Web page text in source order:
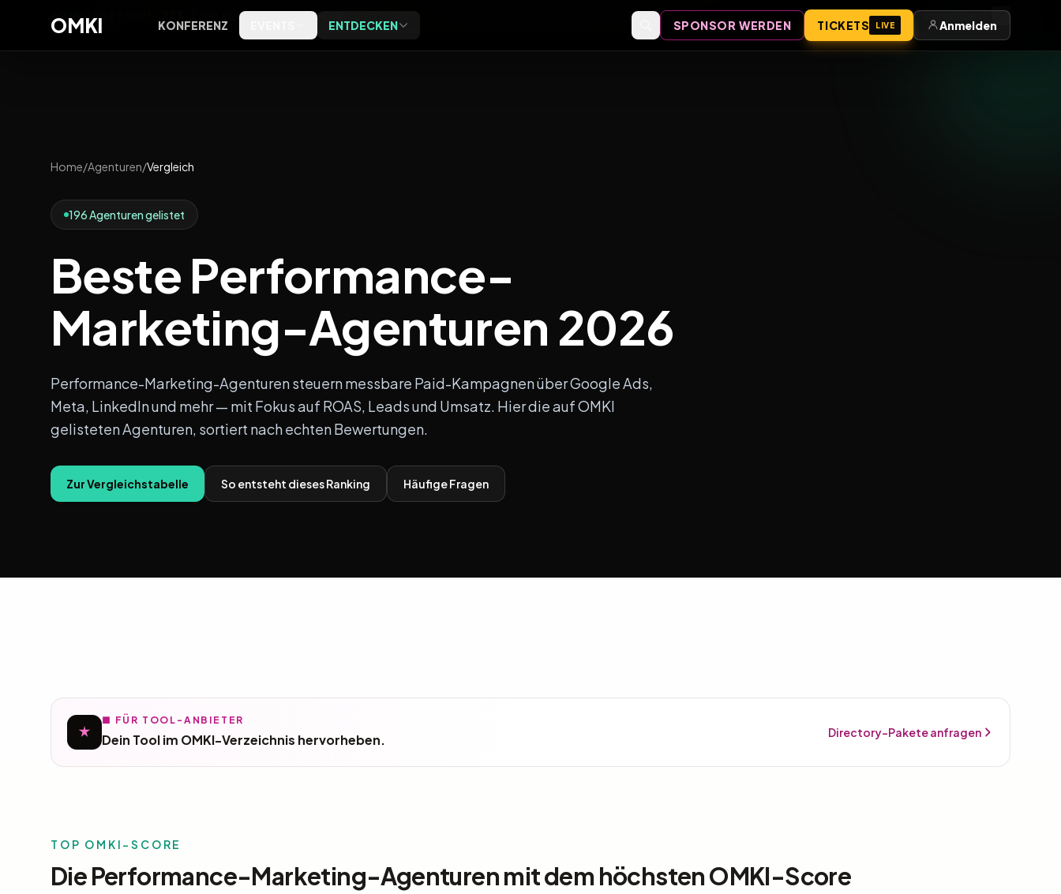
OMKI 2027 Bielefeld·Early Bird €49 Anmelden
OMKI KONFERENZ
Kostenlose Marketing- & KI-
ENTDECKEN
Podcast
Das OMKI Podcast-Archiv
SPONSOR WERDEN TICKETS LIVE Anmelden
Home/Agenturen/Vergleich
196 Agenturen gelistet
Beste Performance-
Marketing-Agenturen 2026
Performance-Marketing-Agenturen steuern messbare Paid-Kampagnen über Google Ads,
Meta, LinkedIn und mehr — mit Fokus auf ROAS, Leads und Umsatz. Hier die auf OMKI
gelisteten Agenturen, sortiert nach echten Bewertungen.
Zur Vergleichstabelle So entsteht dieses Ranking Häufige Fragen
■ FÜR TOOL-ANBIETER
Dein Tool im OMKI-Verzeichnis hervorheben. Directory-Pakete anfragen
TOP OMKI-SCORE
Die Performance-Marketing-Agenturen mit dem höchsten OMKI-Score